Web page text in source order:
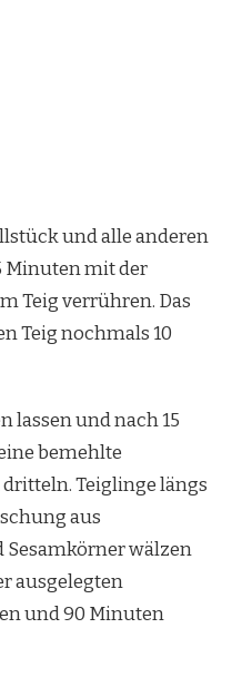
und alle anderen
Minuten mit der
Teig verrühren. Das
Teig nochmals 10
lassen und nach 15
bemehlte
Teiglinge längs
aus
wälzen
ausgelegten
und 90 Minuten